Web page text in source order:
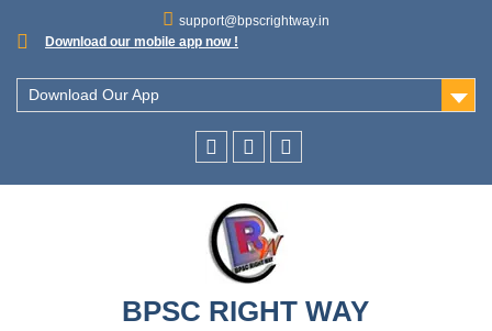
support@bpscrightway.in
Download our mobile app now !
Download Our App
BPSC RIGHT WAY